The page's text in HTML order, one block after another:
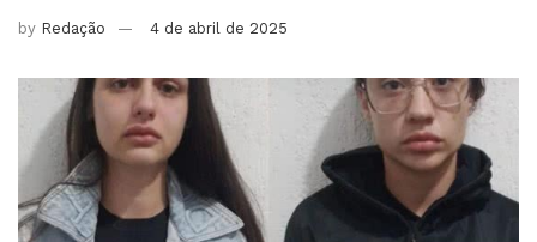
by Redação 4 de abril de 2025